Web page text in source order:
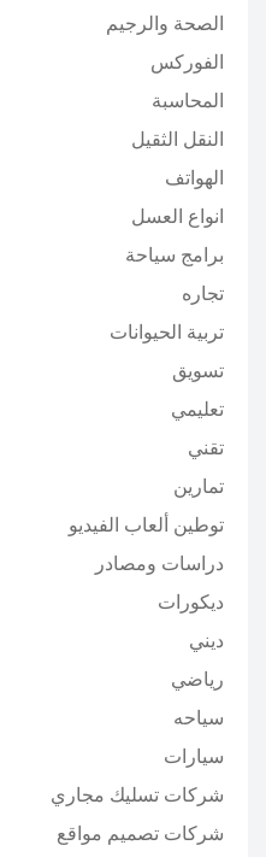
الصحة والرجيم
الفوركس
المحاسبة
النقل الثقيل
الهواتف
انواع العسل
برامج سياحة
تجاره
تربية الحيوانات
تسويق
تعليمي
تقني
تمارين
توطين ألعاب الفيديو
دراسات ومصادر
ديكورات
ديني
رياضي
سياحه
سيارات
شركات تسليك مجاري
شركات تصميم مواقع